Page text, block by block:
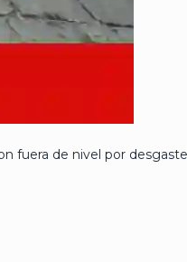
fuera de nivel por